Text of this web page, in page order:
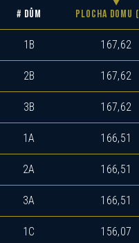
# DŮM PLOCHA DOMU (
1B 167,62
2B 167,62
3B 167,62
1A 166,51
2A 166,51
3A 166,51
1C 156,07